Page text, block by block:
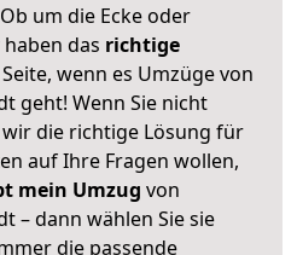
um die Ecke oder
das richtige
wenn es Umzüge von
geht! Wenn Sie nicht
die richtige Lösung für
auf Ihre Fragen wollen,
mein Umzug von
– dann wählen Sie sie
die passende